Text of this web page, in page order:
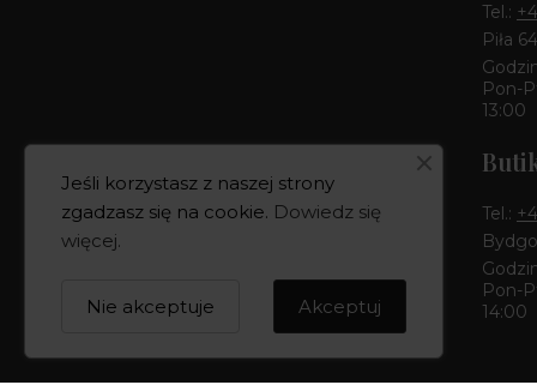
Tel.:
Piła
Pon-
13:00
Tel.:
Pon-
14:00
Jeśli korzystasz z naszej strony
zgadzasz się na cookie. Dowiedz się
więcej.
Akceptuj
Nie akceptuje